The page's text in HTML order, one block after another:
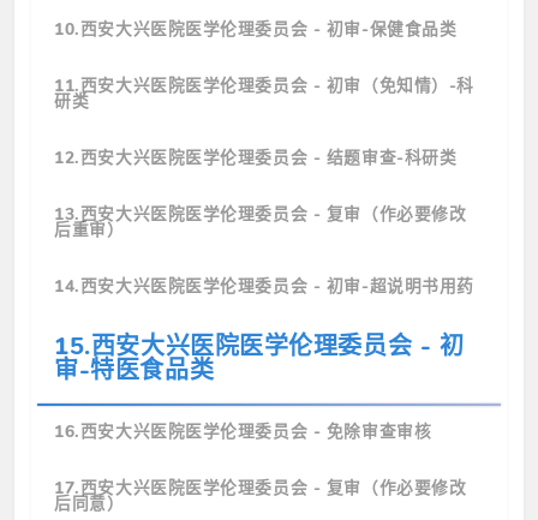
10.西安大兴医院医学伦理委员会 - 初审-保健食品类
11.西安大兴医院医学伦理委员会 - 初审（免知情）-科
研类
12.西安大兴医院医学伦理委员会 - 结题审查-科研类
13.西安大兴医院医学伦理委员会 - 复审（作必要修改
后重审）
14.西安大兴医院医学伦理委员会 - 初审-超说明书用药
15.西安大兴医院医学伦理委员会 - 初
审-特医食品类
16.西安大兴医院医学伦理委员会 - 免除审查审核
17.西安大兴医院医学伦理委员会 - 复审（作必要修改
后同意）